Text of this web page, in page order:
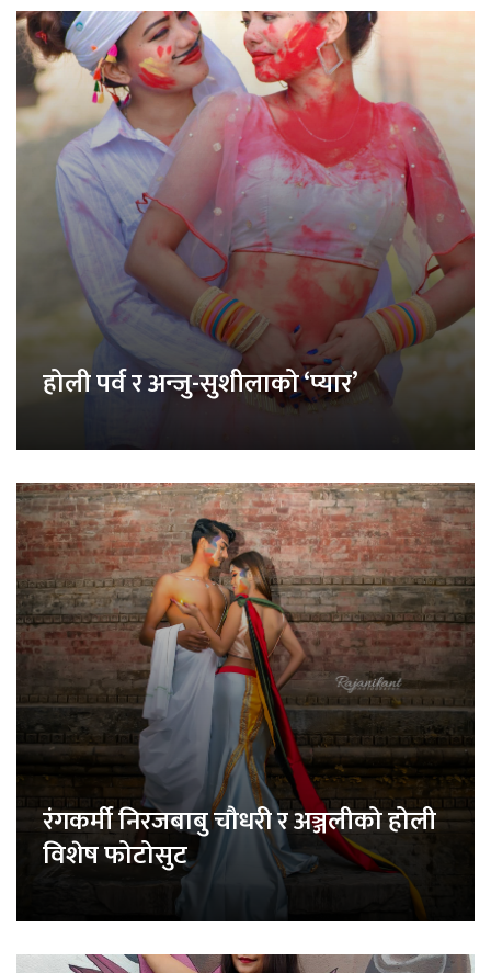
होली पर्व र अन्जु-सुशीलाको ‘प्यार’
रंगकर्मी निरजबाबु चौधरी र अञ्जलीको होली
विशेष फोटोसुट